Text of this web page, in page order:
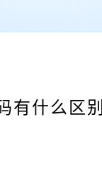
有什么区